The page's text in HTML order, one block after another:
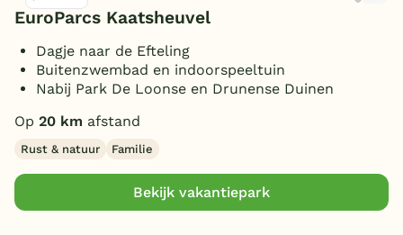
EuroParcs Kaatsheuvel
Dagje naar de Efteling
Buitenzwembad en indoorspeeltuin
Nabij Park De Loonse en Drunense Duinen
Op 20 km afstand
Rust & natuur Familie
Bekijk vakantiepark